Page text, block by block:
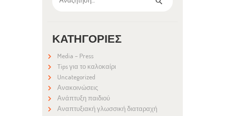
για:
ΚΑΤΗΓΟΡΊΕΣ
Media – Press
Tips για το καλοκαίρι
Uncategorized
Ανακοινώσεις
Ανάπτυξη παιδιού
Αναπτυξιακή γλωσσική διαταραχή